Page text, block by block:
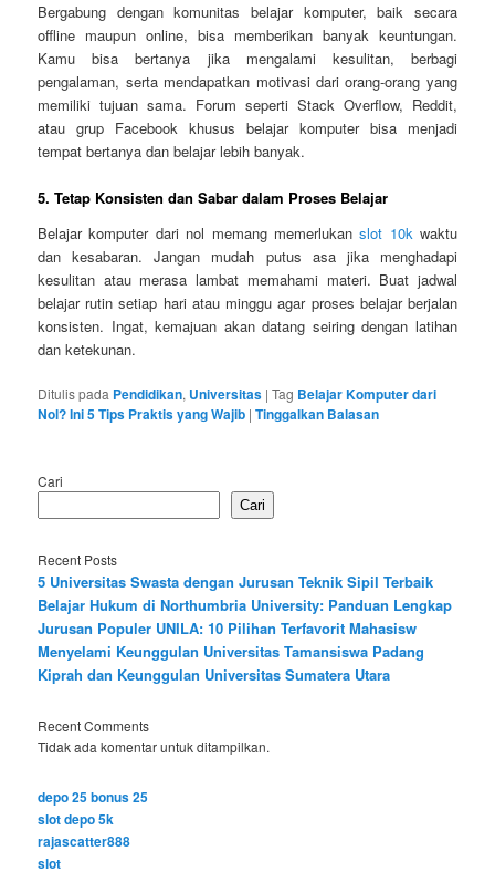
Bergabung dengan komunitas belajar komputer, baik secara
offline maupun online, bisa memberikan banyak keuntungan.
Kamu bisa bertanya jika mengalami kesulitan, berbagi
pengalaman, serta mendapatkan motivasi dari orang-orang yang
memiliki tujuan sama. Forum seperti Stack Overflow, Reddit,
atau grup Facebook khusus belajar komputer bisa menjadi
tempat bertanya dan belajar lebih banyak.
5. Tetap Konsisten dan Sabar dalam Proses Belajar
Belajar komputer dari nol memang memerlukanslot 10kwaktu
dan kesabaran. Jangan mudah putus asa jika menghadapi
kesulitan atau merasa lambat memahami materi. Buat jadwal
belajar rutin setiap hari atau minggu agar proses belajar berjalan
konsisten. Ingat, kemajuan akan datang seiring dengan latihan
dan ketekunan.
Ditulis pada Pendidikan, Universitas |Tag Belajar Komputer dari
Nol? Ini 5 Tips Praktis yang Wajib |Tinggalkan Balasan
Cari
Cari
Recent Posts
5 Universitas Swasta dengan Jurusan Teknik Sipil Terbaik
Belajar Hukum di Northumbria University: Panduan Lengkap
Jurusan Populer UNILA: 10 Pilihan Terfavorit Mahasisw
Menyelami Keunggulan Universitas Tamansiswa Padang
Kiprah dan Keunggulan Universitas Sumatera Utara
Recent Comments
Tidak ada komentar untuk ditampilkan.
depo 25 bonus 25
slot depo 5k
rajascatter888
slot